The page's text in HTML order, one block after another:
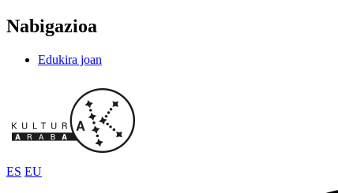
Nabigazioa
Edukira joan
ES EU